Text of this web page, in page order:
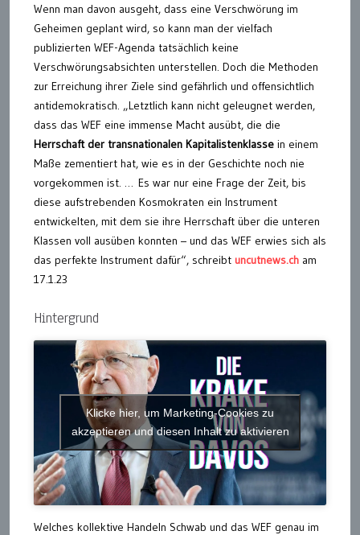
Wenn man davon ausgeht, dass eine Verschwörung im
Geheimen geplant wird, so kann man der vielfach
publizierten WEF-Agenda tatsächlich keine
Verschwörungsabsichten unterstellen. Doch die Methoden
zur Erreichung ihrer Ziele sind gefährlich und offensichtlich
antidemokratisch. „Letztlich kann nicht geleugnet werden,
dass das WEF eine immense Macht ausübt, die die
Herrschaft der transnationalen Kapitalistenklasse in einem
Maße zementiert hat, wie es in der Geschichte noch nie
vorgekommen ist. … Es war nur eine Frage der Zeit, bis
diese aufstrebenden Kosmokraten ein Instrument
entwickelten, mit dem sie ihre Herrschaft über die unteren
Klassen voll ausüben konnten – und das WEF erwies sich als
das perfekte Instrument dafür“, schreibt uncutnews.ch am
17.1.23
Hintergrund
Klicke hier, um Marketing-Cookies zu
akzeptieren und diesen Inhalt zu aktivieren
Welches kollektive Handeln Schwab und das WEF genau im